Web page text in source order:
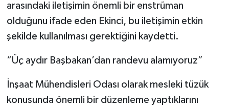
arasındaki iletişimin önemli bir enstrüman
olduğunu ifade eden Ekinci, bu iletişimin etkin
şekilde kullanılması gerektiğini kaydetti.
“Üç aydır Başbakan’dan randevu alamıyoruz”
İnşaat Mühendisleri Odası olarak mesleki tüzük
konusunda önemli bir düzenleme yaptıklarını